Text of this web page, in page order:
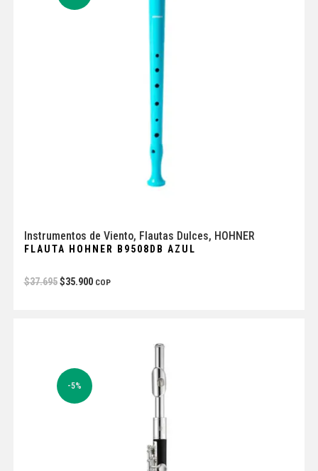
Instrumentos de Viento, Flautas Dulces, HOHNER
FLAUTA HOHNER B9508DB AZUL
$37.695 $35.900 COP
-5%